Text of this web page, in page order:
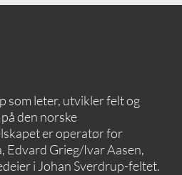
som leter, utvikler felt og
den norske
er operatør for
Edvard Grieg/Ivar Aasen,
i Johan Sverdrup-feltet.